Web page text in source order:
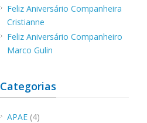
Feliz Aniversário Companheira
Cristianne
Feliz Aniversário Companheiro
Marco Gulin
Categorias
APAE (4)